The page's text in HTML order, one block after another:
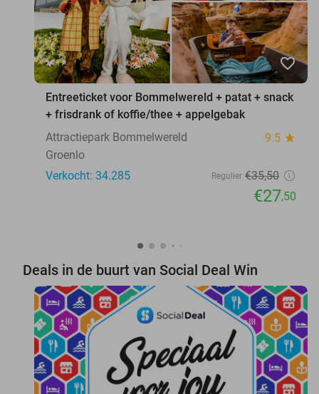
favorite_border
Entreeticket voor Bommelwereld + patat + snack
+ frisdrank of koffie/thee + appelgebak
Attractiepark Bommelwereld
9.5 star
Groenlo
Verkocht: 34.285
Regulier €35,50
€27,50
Deals in de buurt van Social Deal Win